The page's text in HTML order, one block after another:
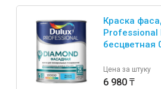
Краска
Professional
бесцветная
Цена за штуку
6 980 ₸